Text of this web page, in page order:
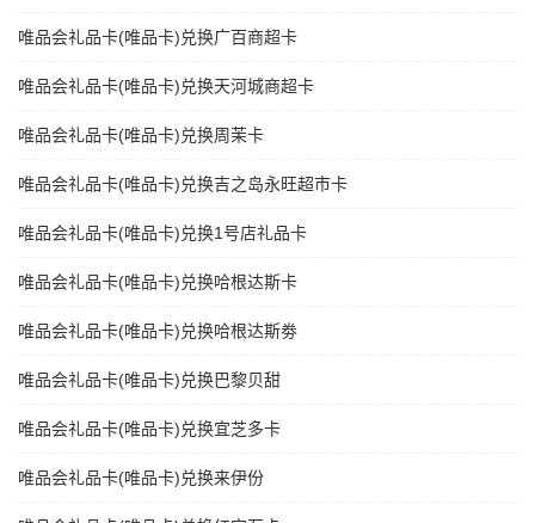
唯品会礼品卡(唯品卡)兑换广百商超卡
唯品会礼品卡(唯品卡)兑换天河城商超卡
唯品会礼品卡(唯品卡)兑换周茉卡
唯品会礼品卡(唯品卡)兑换吉之岛永旺超市卡
唯品会礼品卡(唯品卡)兑换1号店礼品卡
唯品会礼品卡(唯品卡)兑换哈根达斯卡
唯品会礼品卡(唯品卡)兑换哈根达斯劵
唯品会礼品卡(唯品卡)兑换巴黎贝甜
唯品会礼品卡(唯品卡)兑换宜芝多卡
唯品会礼品卡(唯品卡)兑换来伊份